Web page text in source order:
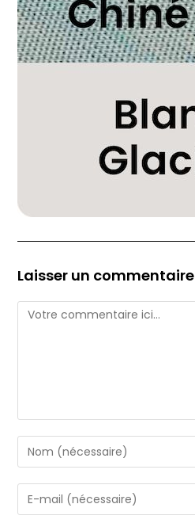
Laisser un commentaire
Comment
Enter
your
name
or
Enter
your